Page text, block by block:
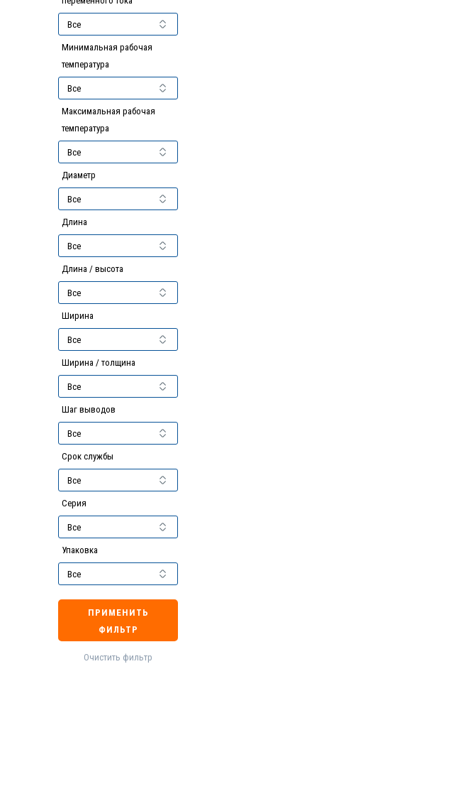
Минимальная рабочая
температура
Максимальная рабочая
температура
Диаметр
Длина
Длина / высота
Ширина
Ширина / толщина
Шаг выводов
Срок службы
Серия
Упаковка
ПРИМЕНИТЬ
ФИЛЬТР
Очистить фильтр